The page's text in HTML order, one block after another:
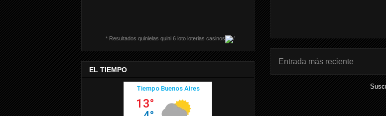
Entrada más reciente
* Resultados quinielas quini 6 loto loterias casinos
EL TIEMPO